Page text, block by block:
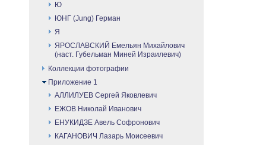
Ю
ЮНГ (Jung) Герман
Я
ЯРОСЛАВСКИЙ Емельян Михайлович
(наст. Губельман Миней Израилевич)
Коллекции фотографии
Приложение 1
АЛЛИЛУЕВ Сергей Яковлевич
ЕЖОВ Николай Иванович
ЕНУКИДЗЕ Авель Софронович
КАГАНОВИЧ Лазарь Моисеевич